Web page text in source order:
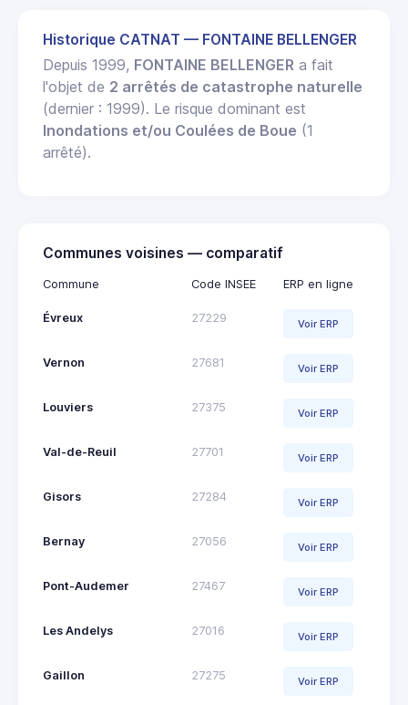
Historique CATNAT — FONTAINE BELLENGER
Depuis 1999, FONTAINE BELLENGER a fait
l'objet de 2 arrêtés de catastrophe naturelle
(dernier : 1999). Le risque dominant est
Inondations et/ou Coulées de Boue (1
arrêté).
Communes voisines — comparatif
Commune Code INSEE ERP en ligne
Évreux 27229 Voir ERP
Vernon 27681 Voir ERP
Louviers 27375 Voir ERP
Val-de-Reuil 27701 Voir ERP
Gisors 27284 Voir ERP
Bernay 27056 Voir ERP
Pont-Audemer 27467 Voir ERP
Les Andelys 27016 Voir ERP
Gaillon 27275 Voir ERP